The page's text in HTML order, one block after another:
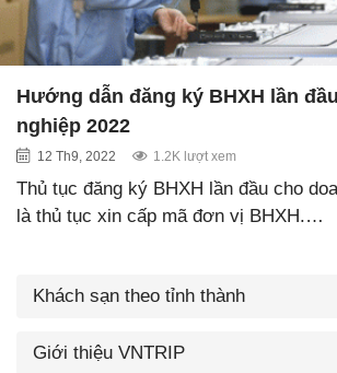
Hướng dẫn đăng ký BHXH lần
nghiệp 2022
12 Th9, 2022 1.2K lượt xem
Thủ tục đăng ký BHXH lần đầu cho
là thủ tục xin cấp mã đơn vị BHXH.…
Khách sạn theo tỉnh thành
Giới thiệu VNTRIP